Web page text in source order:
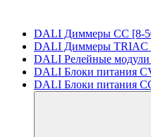
DALI Диммеры CC [8-
DALI Диммеры TRIAC
DALI Релейные
DALI Блоки питания
DALI Блоки питания